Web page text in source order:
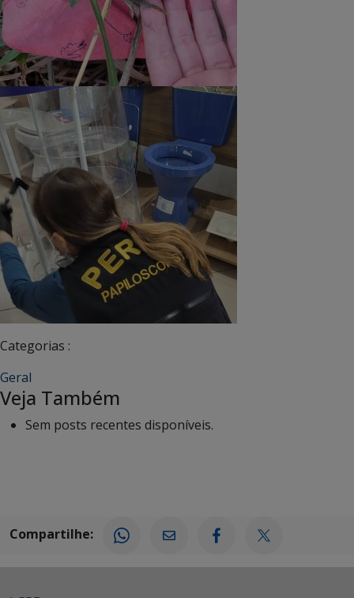
Categorias :
Geral
Veja Também
Sem posts recentes disponíveis.
Compartilhe: